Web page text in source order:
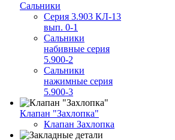
Сальники
Серия 3.903 КЛ-13
вып. 0-1
Сальники
набивные серия
5.900-2
Сальники
нажимные серия
5.900-3
Клапан "Захлопка"
Клапан Захлопка